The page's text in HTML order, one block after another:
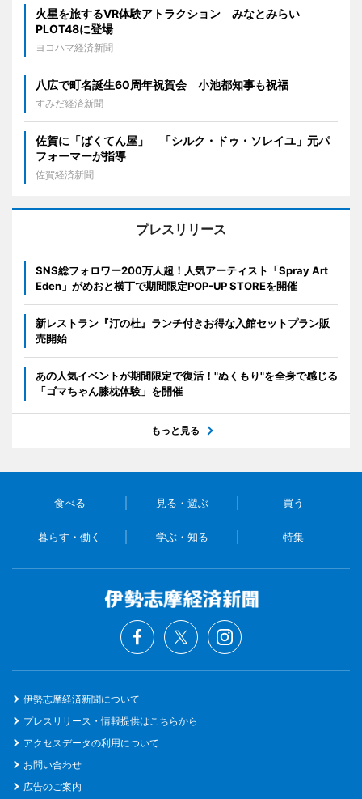
火星を旅するVR体験アトラクション みなとみらい
PLOT48に登場
ヨコハマ経済新聞
八広で町名誕生60周年祝賀会 小池都知事も祝福
すみだ経済新聞
佐賀に「ばくてん屋」 「シルク・ドゥ・ソレイユ」元パ
フォーマーが指導
佐賀経済新聞
プレスリリース
SNS総フォロワー200万人超！人気アーティスト「Spray Art
Eden」がめおと横丁で期間限定POP-UP STOREを開催
新レストラン『汀の杜』ランチ付きお得な入館セットプラン販
売開始
あの人気イベントが期間限定で復活！"ぬくもり"を全身で感じる
「ゴマちゃん膝枕体験」を開催
もっと見る
食べる 見る・遊ぶ 買う
暮らす・働く 学ぶ・知る 特集
伊勢志摩経済新聞について
プレスリリース・情報提供はこちらから
アクセスデータの利用について
お問い合わせ
広告のご案内